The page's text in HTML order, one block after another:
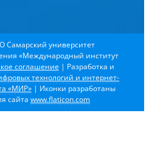
Самарский университет
«Международный институт
соглашение | Разработка и
технологий и интернет-
«МИР»| Иконки разработаны
сайта www.flaticon.com